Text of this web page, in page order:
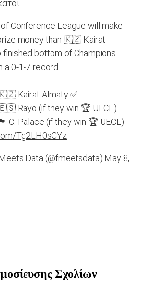
Conference League will make
money than 🇰🇿 Kairat
finished bottom of Champions
a 0-1-7 record.
Kairat Almaty ✅
Rayo (if they win 🏆 UECL)
C. Palace (if they win 🏆 UECL)
Tg2LH0sCYz
Data (@fmeetsdata) May 8,
Σχολίων